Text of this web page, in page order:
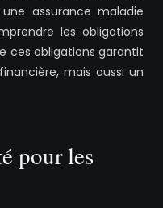
assurance maladie
les obligations
ces obligations garantit
mais aussi un
pour les